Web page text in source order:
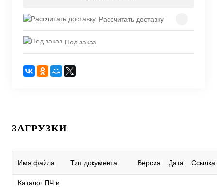
Рассчитать доставку
Под заказ
ЗАГРУЗКИ
Имя файла Тип документа Версия Дата Ссылка
Каталог ПЧ и